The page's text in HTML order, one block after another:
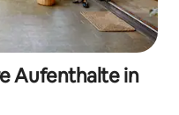
Aufenthalte in